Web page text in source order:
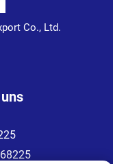
Co., Ltd.